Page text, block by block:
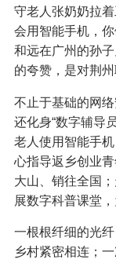
守老人张奶奶拉
会用智能手机，
和远在广州的孙
的夸赞，是对荆
不止于基础的网
还化身“数字辅导
老人使用智能手
心指导返乡创业
大山、销往全国
展数字科普课堂
一根根纤细的光
乡村紧密相连；